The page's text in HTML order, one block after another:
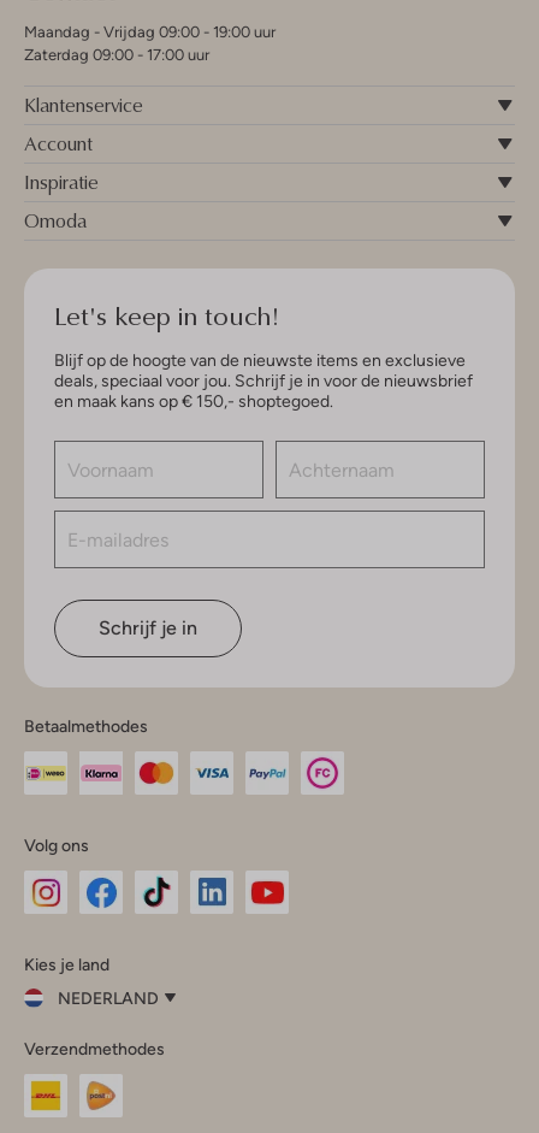
Maandag - Vrijdag 09:00 - 19:00 uur
Zaterdag 09:00 - 17:00 uur
Klantenservice
Account
Inspiratie
Omoda
Let's keep in touch!
Blijf op de hoogte van de nieuwste items en exclusieve
deals, speciaal voor jou. Schrijf je in voor de nieuwsbrief
en maak kans op € 150,- shoptegoed.
Schrijf je in
Betaalmethodes
Volg ons
InstagramFacebook
Kies je land
NEDERLAND
je
land
Nederland
Verzendmethodes